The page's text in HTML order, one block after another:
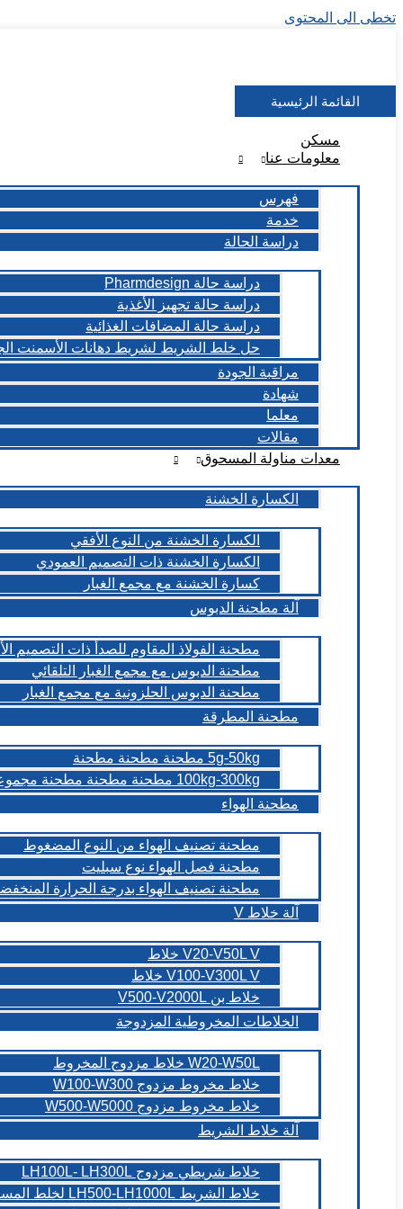
تخطى الى المحتوى
القائمة الرئيسية
مسكن
معلومات عنا
فهرس
خدمة
دراسة الحالة
دراسة حالة Pharmdesign
دراسة حالة تجهيز الأغذية
دراسة حالة المضافات الغذائية
حل خلط الشريط لشريط دهانات الأسمنت
مراقبة الجودة
شهادة
معلما
مقالات
معدات مناولة المسحوق
الكسارة الخشنة
الكسارة الخشنة من النوع الأفقي
الكسارة الخشنة ذات التصميم العمودي
كسارة الخشنة مع مجمع الغبار
آلة مطحنة الدبوس
مطحنة الفولاذ المقاوم للصدأ ذات التصميم
مطحنة الدبوس مع مجمع الغبار التلقائي
مطحنة الدبوس الحلزونية مع مجمع الغبار
مطحنة المطرقة
5g-50kg مطحنة مطحنة مطحنة
100kg-300kg مطحنة مطحنة مطحنة مجموعات
مطحنة الهواء
مطحنة تصنيف الهواء من النوع المضغوط
مطحنة فصل الهواء نوع سبليت
مطحنة تصنيف الهواء بدرجة الحرارة
آلة خلاط V
V20-V50L V خلاط
V100-V300L V خلاط
خلاط بن V500-V2000L
الخلاطات المخروطية المزدوجة
W20-W50L خلاط مزدوج المخروط
خلاط مخروط مزدوج W100-W300
خلاط مخروط مزدوج W500-W5000
آلة خلاط الشريط
خلاط شريطي مزدوج LH100L- LH300L
خلاط الشريط LH500-LH1000L لخلط المسحوق